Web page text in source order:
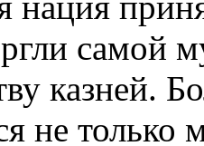
самой
казней.
не